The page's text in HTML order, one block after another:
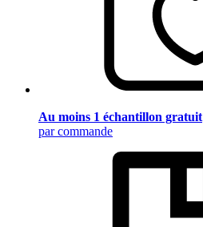
Au moins 1 échantillon gratuit
par commande